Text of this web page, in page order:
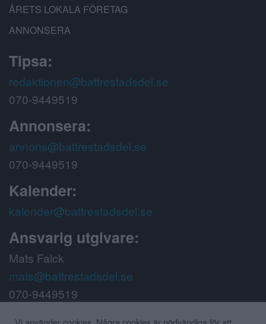
ÅRETS LOKALA FÖRETAG
ANNONSERA
Tipsa:
redaktionen@battrestadsdel.se
070-9449519
Annonsera:
annons@battrestadsdel.se
070-9449519
Kalender:
kalender@battrestadsdel.se
Ansvarig utgivare:
Mats Falck
mats@battrestadsdel.se
070-9449519